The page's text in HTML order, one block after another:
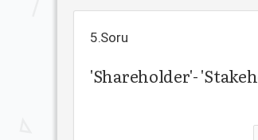
5.Soru
'Shareholder'-